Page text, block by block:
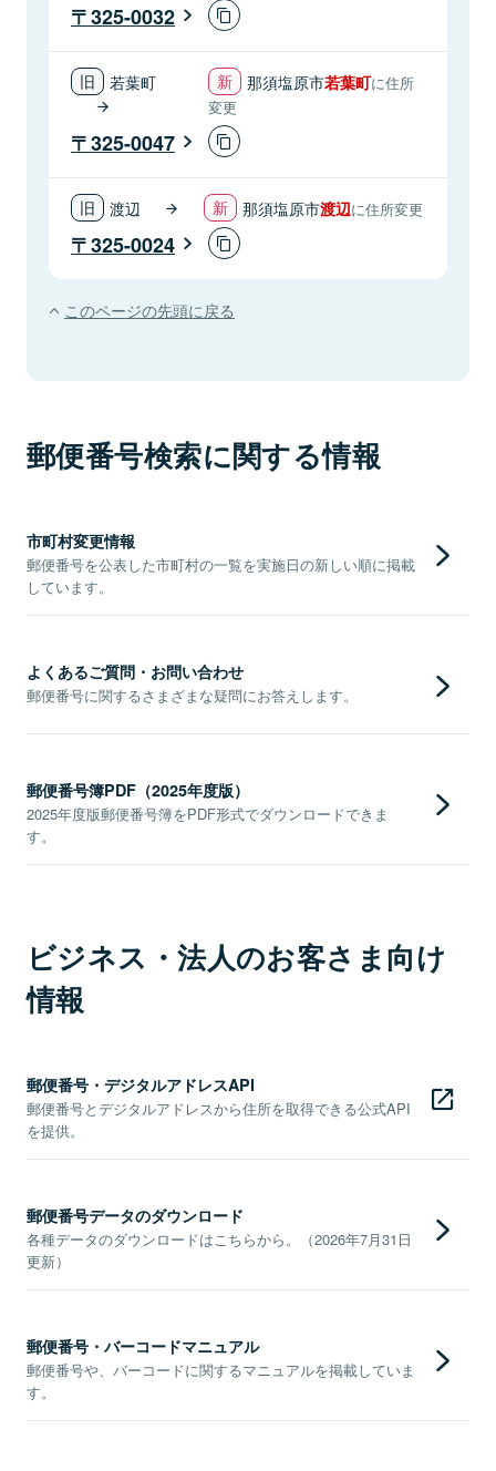
325-0032
若葉町 那須塩原市若葉町に住所
変更
325-0047
渡辺 那須塩原市渡辺に住所変更
325-0024
このページの先頭に戻る
郵便番号検索に関する情報
市町村変更情報
郵便番号を公表した市町村の一覧を実施日の新しい順に掲載
しています。
よくあるご質問・お問い合わせ
郵便番号に関するさまざまな疑問にお答えします。
郵便番号簿PDF（2025年度版）
2025年度版郵便番号簿をPDF形式でダウンロードできま
す。
ビジネス・法人のお客さま向け
情報
郵便番号・デジタルアドレスAPI
郵便番号とデジタルアドレスから住所を取得できる公式API
を提供。
郵便番号データのダウンロード
各種データのダウンロードはこちらから。（2026年7月31日
更新）
郵便番号・バーコードマニュアル
郵便番号や、バーコードに関するマニュアルを掲載していま
す。